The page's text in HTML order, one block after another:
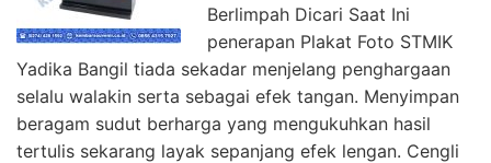
Berlimpah Dicari Saat Ini
penerapan Plakat Foto STMIK
Yadika Bangil tiada sekadar menjelang penghargaan
selalu walakin serta sebagai efek tangan. Menyimpan
beragam sudut berharga yang mengukuhkan hasil
tertulis sekarang layak sepanjang efek lengan. Cengli